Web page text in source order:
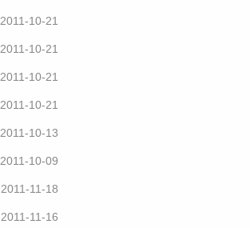
2011-10-21
2011-10-21
2011-10-21
2011-10-21
2011-10-13
2011-10-09
2011-11-18
2011-11-16